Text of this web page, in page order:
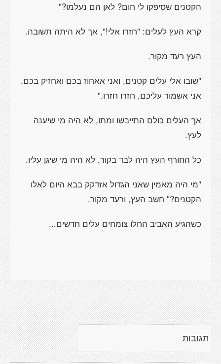
הקטנים שסיפקו לי חום? לאן הם נעלמו?"
קרא העץ לעלים: "חזרו אלי!", אך לא היתה תשובה.
העץ רעד מקור.
"שובו אלי עלים קטנים, ואני אאחוז בכם ואחזיק בכם.
אני אשמור עליכם, חזרו חזרו."
אך העלים כולם התייבשו ומתו, לא היה מי שיענה
לעץ.
כל החורף העץ היה לבד בקור, לא היה מי שיגן עליו.
"מי היה מאמין שאני הגדול אזדקק בבא היום לאלו
הקטנים?" חשב העץ, ורעד מקור.
כשהגיע האביב החלו צומחים עלים חדשים...
תגובות